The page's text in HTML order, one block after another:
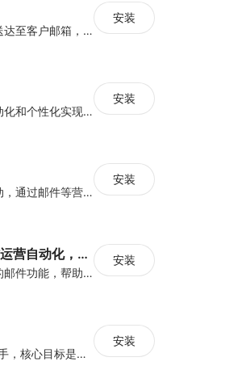
绑定属于自己域名的邮箱，让邮件精准送达至客户邮箱，告别垃圾箱！
安装
通过电子邮件营销、短信、评论等的自动化和个性化实现更智能的增长
安装
为每个用户量身定制无法抗拒的促销活动，通过邮件等营销方式让你的每一次触达，都动人心弦。
安装
ShopFlex工作流：邮件营销、店铺运营自动化，以及数据导入导出和多店铺管理
提供可视化工作流设计和专为电商打造的邮件功能，帮助卖家实现运营自动化，减少重复劳动；并且可以多站/站群管理，将一个站成熟的流程一键复制到多个站，快速实现规模化运
安装
Easy Email是一个 AI 驱动的邮件营销助手，核心目标是让商家从“有活动想法”快速进入“可发送状态”
安装